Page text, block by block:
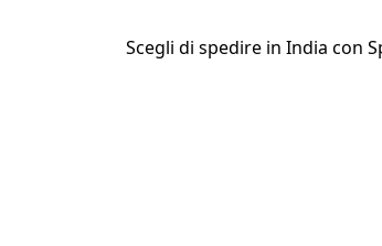
Scegli di spedire in India con